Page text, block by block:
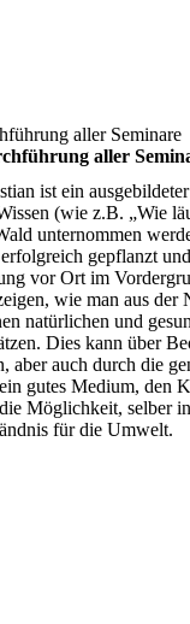
aller Seminare
aller
ist ein
(wie z.B. „Wie
unternommen
gepflanzt
vor Ort im
wie man aus der
natürlichen und
Dies kann über
aber auch durch die
gutes Medium, den
Möglichkeit, selber
für die Umwelt.